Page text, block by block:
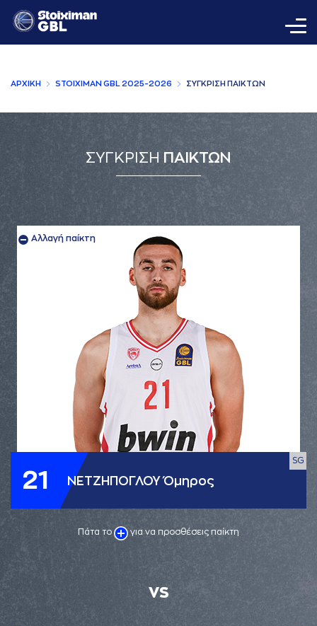
AΡΧΙΚΗ STOIXIMAN GBL 2025-2026 ΣΥΓΚΡΙΣΗ ΠAΙΚΤΩΝ
ΣΥΓΚΡΙΣΗ ΠΑΙΚΤΩΝ
21 ΝΕΤΖΗΠΟΓΛΟΥ Όμηρος
SG
Αλλαγή παίκτη
Πάτα το για να προσθέσεις παίκτη
VS